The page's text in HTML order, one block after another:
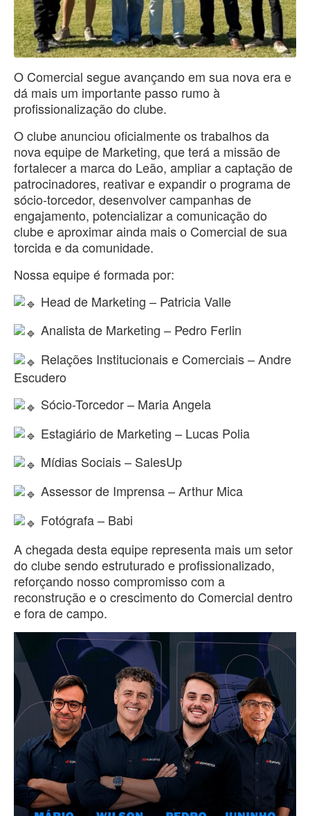
O Comercial segue avançando em sua nova era e
dá mais um importante passo rumo à
profissionalização do clube.
O clube anunciou oficialmente os trabalhos da
nova equipe de Marketing, que terá a missão de
fortalecer a marca do Leão, ampliar a captação de
patrocinadores, reativar e expandir o programa de
sócio-torcedor, desenvolver campanhas de
engajamento, potencializar a comunicação do
clube e aproximar ainda mais o Comercial de sua
torcida e da comunidade.
Nossa equipe é formada por:
Head de Marketing – Patricia Valle
Analista de Marketing – Pedro Ferlin
Relações Institucionais e Comerciais – Andre
Escudero
Sócio-Torcedor – Maria Angela
Estagiário de Marketing – Lucas Polia
Mídias Sociais – SalesUp
Assessor de Imprensa – Arthur Mica
Fotógrafa – Babi
A chegada desta equipe representa mais um setor
do clube sendo estruturado e profissionalizado,
reforçando nosso compromisso com a
reconstrução e o crescimento do Comercial dentro
e fora de campo.